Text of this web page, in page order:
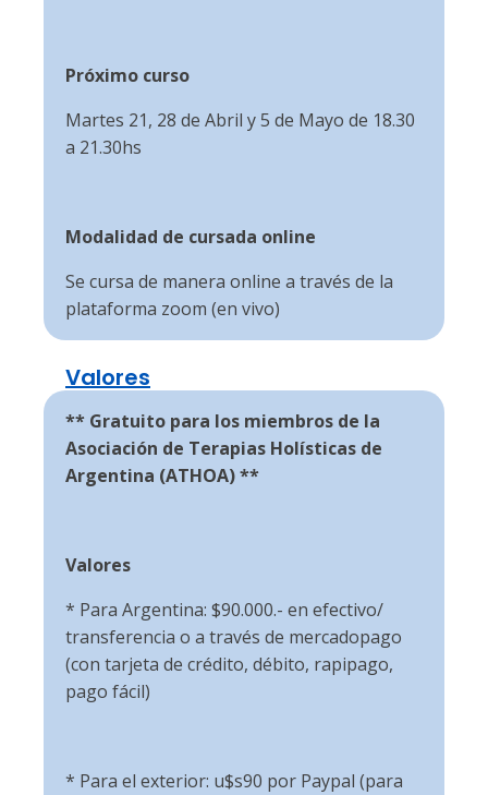
Próximo curso
Martes 21, 28 de Abril y 5 de Mayo de 18.30
a 21.30hs
Modalidad de cursada online
Se cursa de manera online a través de la
plataforma zoom (en vivo)
Valores
** Gratuito para los miembros de la
Asociación de Terapias Holísticas de
Argentina (ATHOA) **
Valores
* Para Argentina: $90.000.- en efectivo/
transferencia o a través de mercadopago
(con tarjeta de crédito, débito, rapipago,
pago fácil)
* Para el exterior: u$s90 por Paypal (para